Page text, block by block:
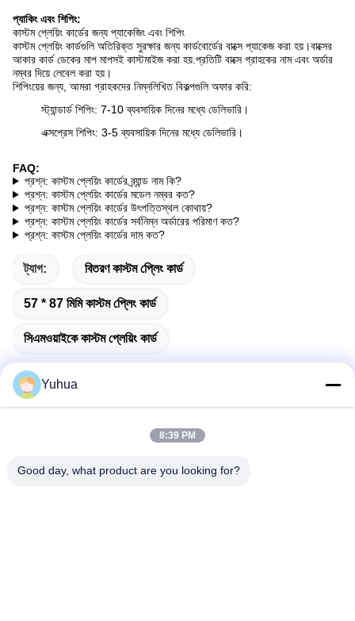
প্যাকিং এবং শিপিং:
কাস্টম প্লেয়িং কার্ডের জন্য প্যাকেজিং এবং শিপিং
কাস্টম প্লেয়িং কার্ডগুলি অতিরিক্ত সুরক্ষার জন্য কার্ডবোর্ডের বাক্সে প্যাকেজ করা হয়।বাক্সের
আকার কার্ড ডেকের মাপ মাপসই কাস্টমাইজ করা হয়.প্রতিটি বাক্সে গ্রাহকের নাম এবং অর্ডার
নম্বর দিয়ে লেবেল করা হয়।
শিপিংয়ের জন্য, আমরা গ্রাহকদের নিম্নলিখিত বিকল্পগুলি অফার করি:
স্ট্যান্ডার্ড শিপিং: 7-10 ব্যবসায়িক দিনের মধ্যে ডেলিভারি।
এক্সপ্রেস শিপিং: 3-5 ব্যবসায়িক দিনের মধ্যে ডেলিভারি।
FAQ:
প্রশ্ন: কাস্টম প্লেয়িং কার্ডের ব্র্যান্ড নাম কি?
প্রশ্ন: কাস্টম প্লেয়িং কার্ডের মডেল নম্বর কত?
প্রশ্ন: কাস্টম প্লেয়িং কার্ডের উৎপত্তিস্থল কোথায়?
প্রশ্ন: কাস্টম প্লেয়িং কার্ডের সর্বনিম্ন অর্ডারের পরিমাণ কত?
প্রশ্ন: কাস্টম প্লেয়িং কার্ডের দাম কত?
ট্যাগ: বিতরণ কাস্টম প্লেিং কার্ড
57 * 87 মিমি কাস্টম প্লেিং কার্ড
সিএমওয়াইকে কাস্টম প্লেয়িং কার্ড
ঠিকানা
Yuhua
8:39 PM
Good day, what product are you looking for?